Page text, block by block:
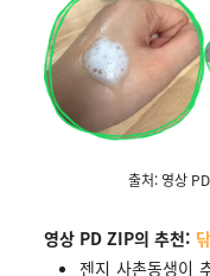
출처: 영상
영상 PD ZIP의 추천:
젠지 사촌동생이